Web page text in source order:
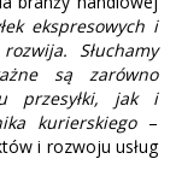
ekspresowych i
Słuchamy
są zarówno
przesyłki, jak i
kurierskiego–
i rozwoju usług